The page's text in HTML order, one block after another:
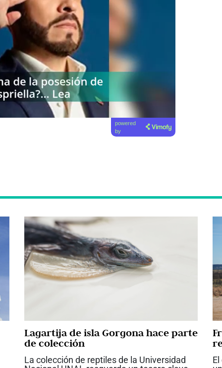
powered
by
Lagartija de isla Gorgona hace parte
de colección
La colección de reptiles de la Universidad